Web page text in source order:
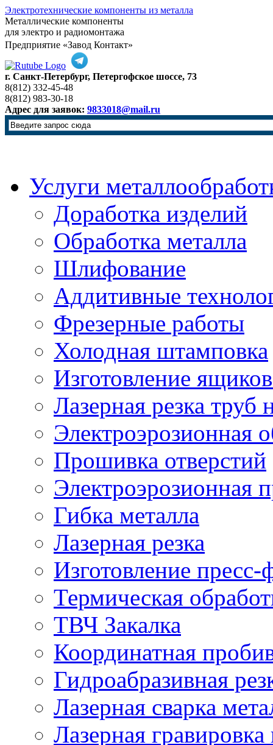
Электротехнические компоненты из металла
Металлические компоненты
для электро и радиомонтажа
Предприятие «Завод Контакт»
г. Санкт-Петербург, Петергофское шоссе, 73
8(812) 332-45-48
8(812) 983-30-18
Адрес для заявок: 9833018@mail.ru
Услуги
Доработка изделий
Обработка металла
Шлифование
Аддитивные
Фрезерные работы
Холодная штамповка
Изготовление
Лазерная резка труб
Электроэрозионная
Прошивка отверстий
Электроэрозионная
Гибка металла
Лазерная резка
Изготовление
Термическая
ТВЧ Закалка
Координатная
Гидроабразивная
Лазерная сварка
Лазерная гравировка